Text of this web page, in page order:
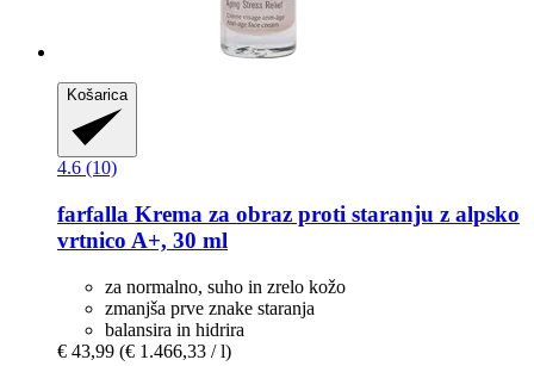
Košarica
4.6 (10)
farfalla Krema za obraz proti staranju z alpsko
vrtnico A+, 30 ml
za normalno, suho in zrelo kožo
zmanjša prve znake staranja
balansira in hidrira
€ 43,99 (€ 1.466,33 / l)